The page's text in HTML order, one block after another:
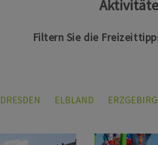
Filtern Sie die
DRESDEN ELBLAND